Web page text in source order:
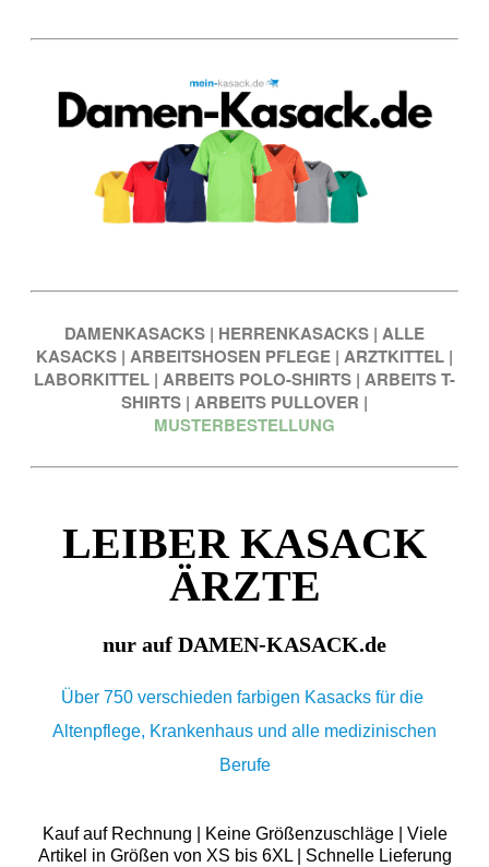
DAMENKASACKS | HERRENKASACKS | ALLE
KASACKS | ARBEITSHOSEN PFLEGE | ARZTKITTEL |
LABORKITTEL | ARBEITS POLO-SHIRTS | ARBEITS T-
SHIRTS | ARBEITS PULLOVER |
MUSTERBESTELLUNG
LEIBER KASACK
ÄRZTE
nur auf DAMEN-KASACK.de
Über 750 verschieden farbigen Kasacks für die
Altenpflege, Krankenhaus und alle medizinischen
Berufe
Kauf auf Rechnung | Keine Größenzuschläge | Viele
Artikel in Größen von XS bis 6XL | Schnelle Lieferung